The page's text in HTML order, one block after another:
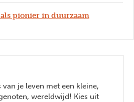
pionier in duurzaam
van je leven met een kleine,
wereldwijd! Kies uit